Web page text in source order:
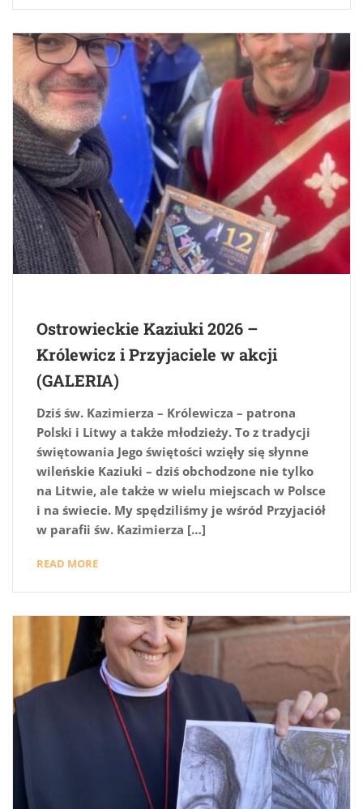
Ostrowieckie Kaziuki 2026 –
Królewicz i Przyjaciele w akcji
(GALERIA)
Dziś św. Kazimierza – Królewicza – patrona
Polski i Litwy a także młodzieży. To z tradycji
świętowania Jego świętości wzięły się słynne
wileńskie Kaziuki – dziś obchodzone nie tylko
na Litwie, ale także w wielu miejscach w Polsce
i na świecie. My spędziliśmy je wśród Przyjaciół
w parafii św. Kazimierza […]
READ MORE